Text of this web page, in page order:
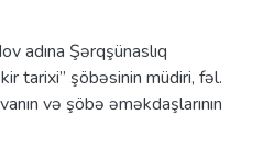
adına Şərqşünaslıq
tarixi” şöbəsinin müdiri, fəl.
və şöbə əməkdaşlarının